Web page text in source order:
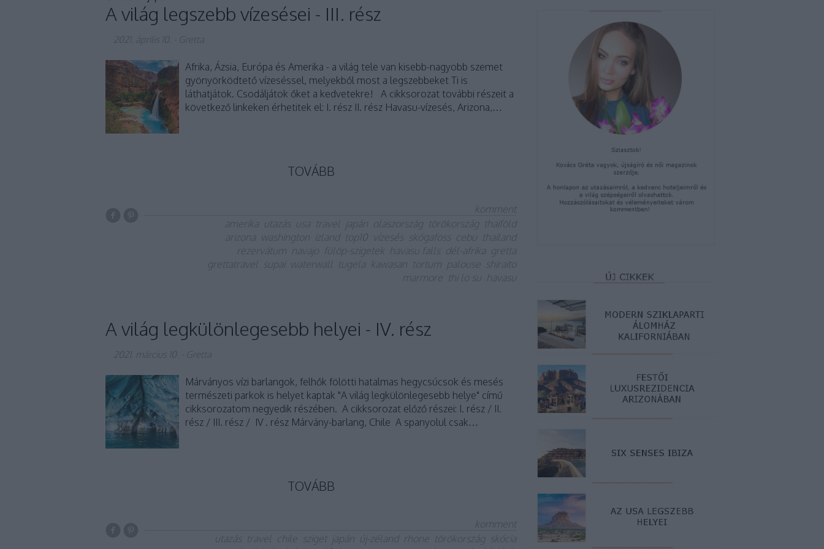
A világ legszebb vízesései - III. rész
2021. április 10. Gretta
Afrika, Ázsia, Európa és Amerika - a világ tele van kisebb-nagyobb szemet
gyönyörködtető vízeséssel, melyekből most a legszebbeket Ti is
láthatjátok. Csodáljátok őket a kedvetekre! A cikksorozat további részeit a
következő linkeken érhetitek el: I. rész II. rész Havasu-vízesés, Arizona,…
TOVÁBB
komment
amerika
utazás usa travel japán olaszország törökország
thaiföld
arizona
washington izland top10 vízesés skógafoss cebu
thailand
rezervátum
navajo fülöp-szigetek havasu falls dél-afrika
gretta
grettatravel
supai waterwall tugela kawasan tortum palouse
shiraito
marmore
thi lo su havasu
A világ legkülönlegesebb helyei - IV. rész
2021. március 10. Gretta
Márványos vízi barlangok, felhők fölötti hatalmas hegycsúcsok és mesés
természeti parkok is helyet kaptak "A világ legkülönlegesebb helye" című
cikksorozatom negyedik részében. A cikksorozat előző részei: I. rész / II.
rész / III. rész / IV . rész Márvány-barlang, Chile A spanyolul csak…
TOVÁBB
komment
utazás
travel chile sziget japán új-zéland rhone törökország
skócia